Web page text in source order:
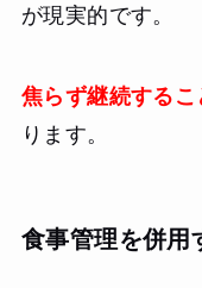
が現実的です。
焦らず継続するこ
ります。
食事管理を併用